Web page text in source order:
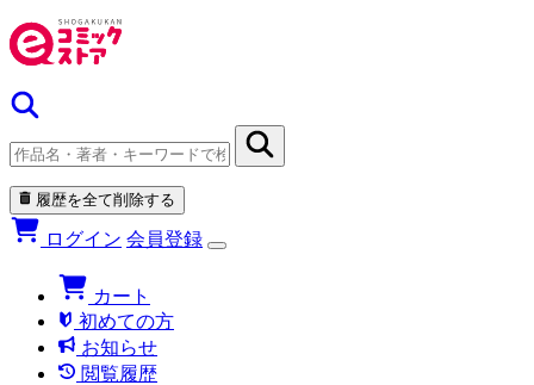
履歴を全て削除する
ログイン 会員登録
カート
初めての方
お知らせ
閲覧履歴